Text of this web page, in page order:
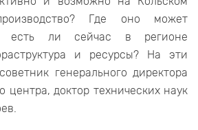
Где оно может
и есть ли сейчас в регионе
и ресурсы? На эти
генерального директора
центра, доктор технических наук